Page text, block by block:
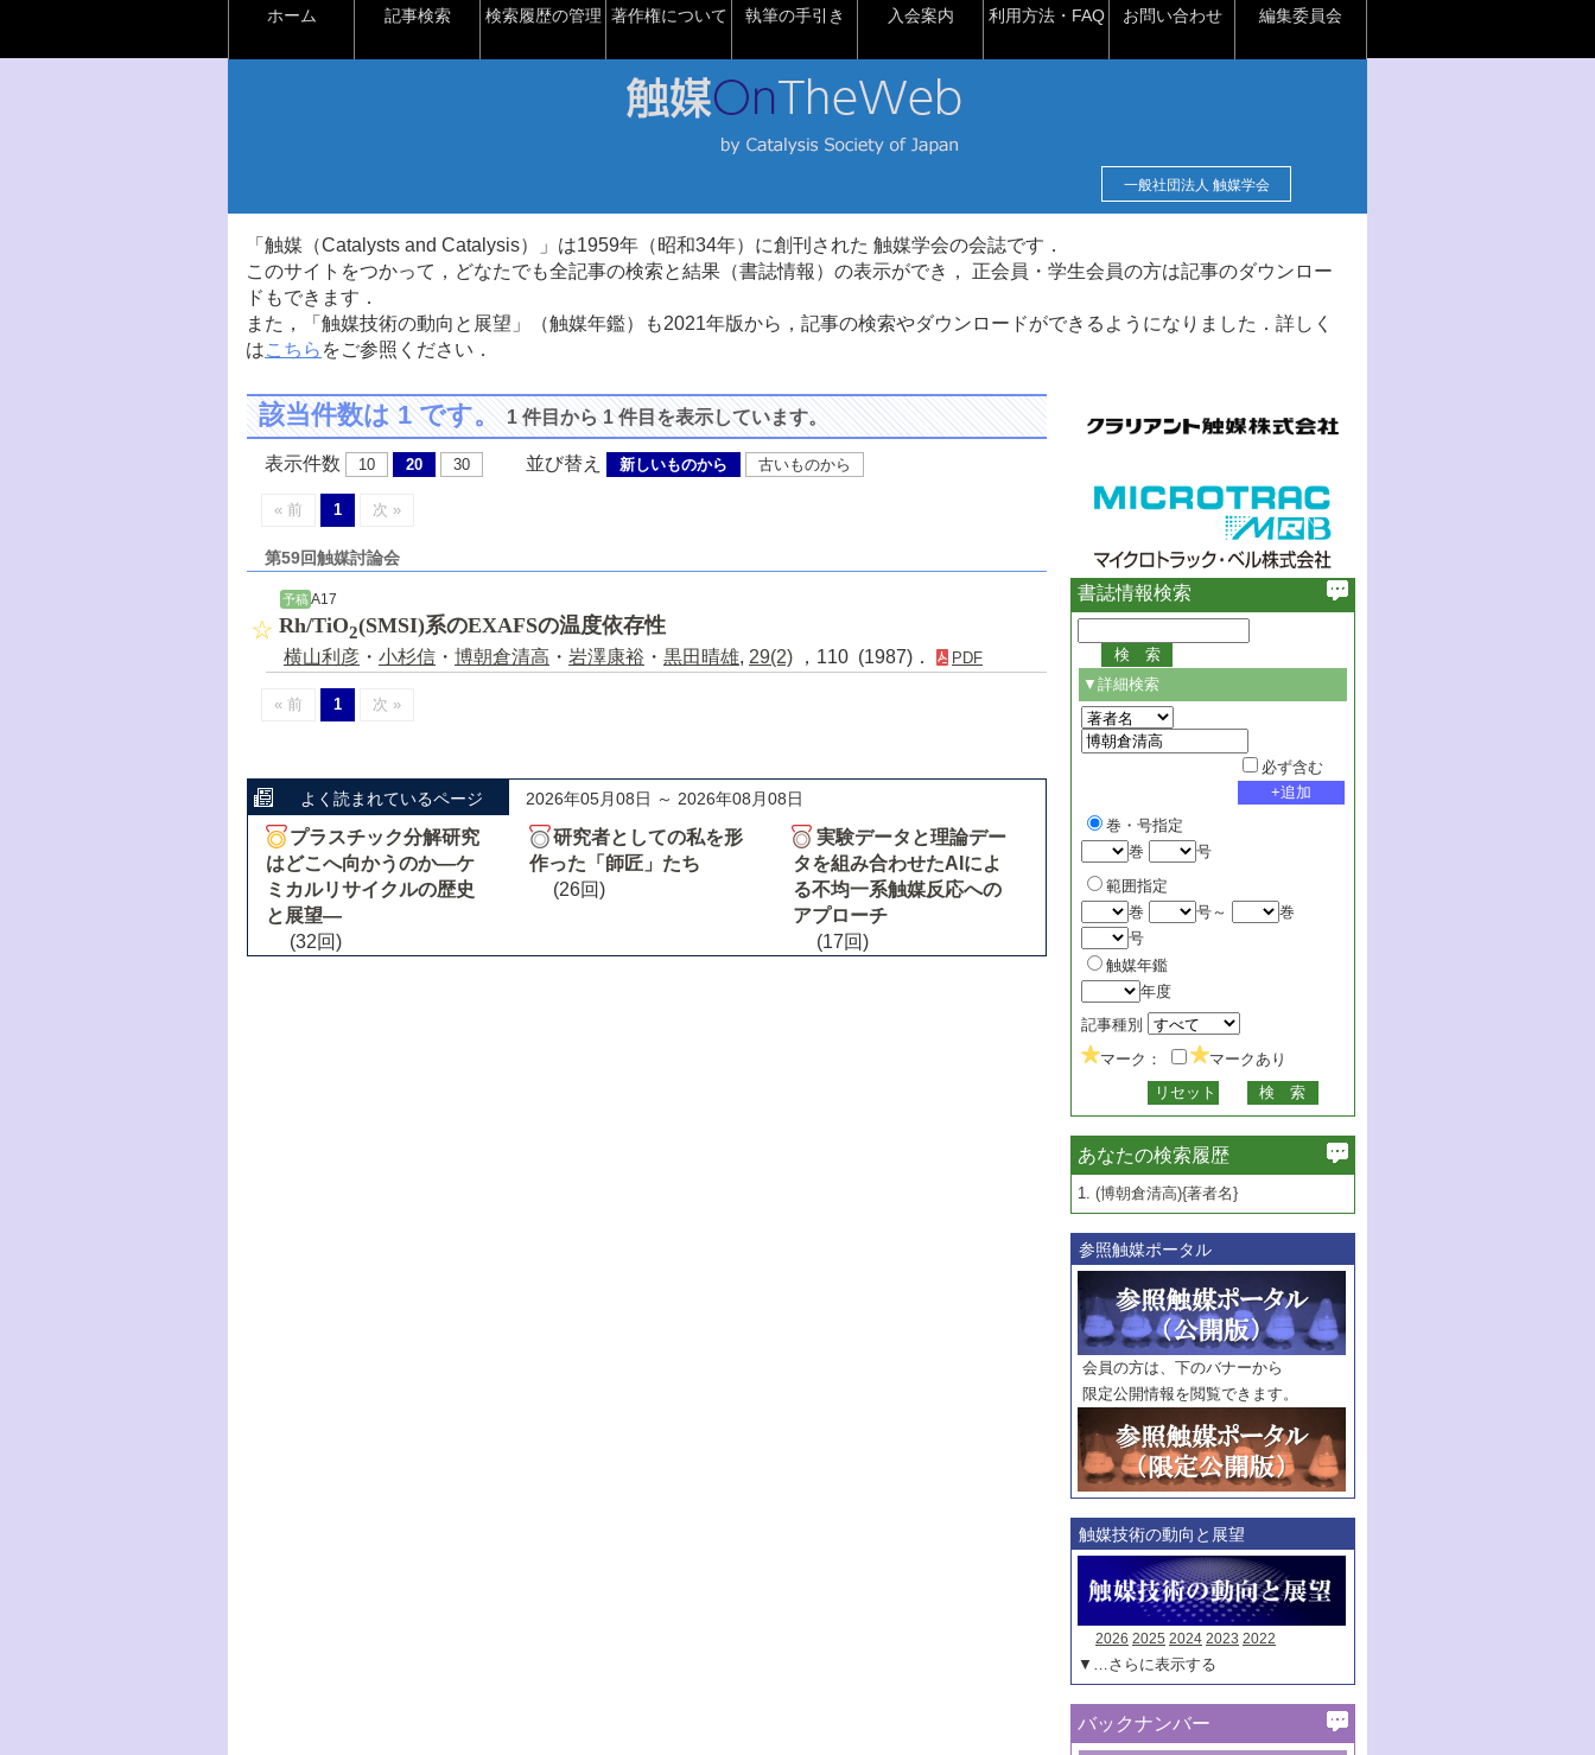
ホーム 記事検索 検索履歴の管理 著作権について 執筆の手引き 入会案内 利用方法・FAQ お問い合わせ 編集委員会
一般社団法人 触媒学会
「触媒（Catalysts and Catalysis）」は1959年（昭和34年）に創刊された 触媒学会の会誌です．
このサイトをつかって，どなたでも全記事の検索と結果（書誌情報）の表示ができ， 正会員・学生会員の方は記事のダウンロー
ドもできます．
また，「触媒技術の動向と展望」（触媒年鑑）も2021年版から，記事の検索やダウンロードができるようになりました．詳しく
はこちら をご参照ください．
該当件数は 1 です。1 件目から 1 件目を表示しています。
表示件数 10 20 30 並び替え 新しいものから 古いものから
« 前 1 次 »
第59回触媒討論会
予稿 A17
Rh/TiO2(SMSI)系のEXAFSの温度依存性
横山利彦 ・ 小杉信 ・ 博朝倉清高 ・ 岩澤康裕 ・ 黒田晴雄, 29(2) ，110 (1987)． PDF
« 前 1 次 »
よく読まれているページ 2026年05月08日 ～ 2026年08月08日
プラスチック分解研究
はどこへ向かうのか―ケ
ミカルリサイクルの歴史
と展望―
(32回)
研究者としての私を形
作った「師匠」たち
(26回)
実験データと理論デー
タを組み合わせたAIによ
る不均一系触媒反応への
アプローチ
(17回)
書誌情報検索
▼詳細検索
必ず含む
巻・号指定
巻
号
範囲指定
巻
号～
巻
号
触媒年鑑
年度
記事種別
マーク：
マークあり
あなたの検索履歴
1. (博朝倉清高){著者名}
参照触媒ポータル
会員の方は、下のバナーから
限定公開情報を閲覧できます。
触媒技術の動向と展望
2026 2025 2024 2023 2022
▼…さらに表示する
バックナンバー